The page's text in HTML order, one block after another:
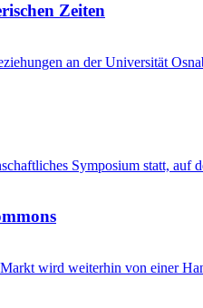
Zeiten
an der Universität
Symposium statt,
wird weiterhin von einer